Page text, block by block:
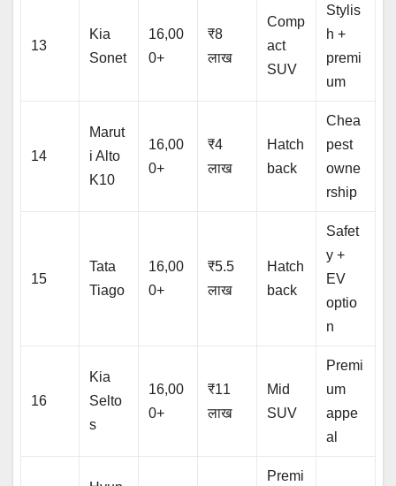
13
Kia
Sonet
16,00
0+
₹8
लाख
Comp
act
SUV
Stylis
h +
premi
um
14
Marut
i Alto
K10
16,00
0+
₹4
लाख
Hatch
back
Chea
pest
owne
rship
15
Tata
Tiago
16,00
0+
₹5.5
लाख
Hatch
back
Safet
y +
EV
optio
n
16
Kia
Selto
s
16,00
0+
₹11
लाख
Mid
SUV
Premi
um
appe
al
Premi